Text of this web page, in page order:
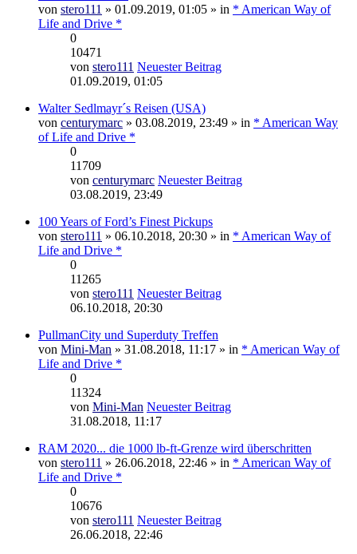
von stero111 » 01.09.2019, 01:05 » in * American Way of
Life and Drive *
0
10471
von stero111 Neuester Beitrag
01.09.2019, 01:05
Walter Sedlmayr´s Reisen (USA)
von centurymarc » 03.08.2019, 23:49 » in * American Way
of Life and Drive *
0
11709
von centurymarc Neuester Beitrag
03.08.2019, 23:49
100 Years of Ford’s Finest Pickups
von stero111 » 06.10.2018, 20:30 » in * American Way of
Life and Drive *
0
11265
von stero111 Neuester Beitrag
06.10.2018, 20:30
PullmanCity und Superduty Treffen
von Mini-Man » 31.08.2018, 11:17 » in * American Way of
Life and Drive *
0
11324
von Mini-Man Neuester Beitrag
31.08.2018, 11:17
RAM 2020... die 1000 lb-ft-Grenze wird überschritten
von stero111 » 26.06.2018, 22:46 » in * American Way of
Life and Drive *
0
10676
von stero111 Neuester Beitrag
26.06.2018, 22:46